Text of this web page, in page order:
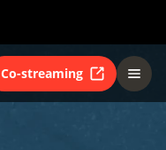
Co-streaming